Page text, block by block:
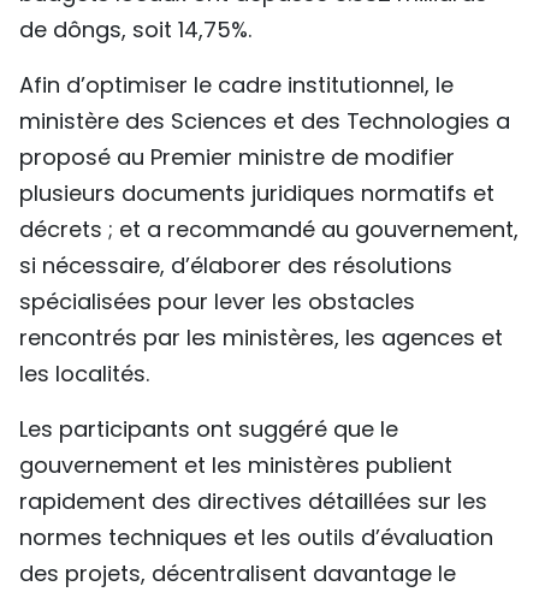
de dôngs, soit 14,75%.
Afin d’optimiser le cadre institutionnel, le
ministère des Sciences et des Technologies a
proposé au Premier ministre de modifier
plusieurs documents juridiques normatifs et
décrets ; et a recommandé au gouvernement,
si nécessaire, d’élaborer des résolutions
spécialisées pour lever les obstacles
rencontrés par les ministères, les agences et
les localités.
Les participants ont suggéré que le
gouvernement et les ministères publient
rapidement des directives détaillées sur les
normes techniques et les outils d’évaluation
des projets, décentralisent davantage le